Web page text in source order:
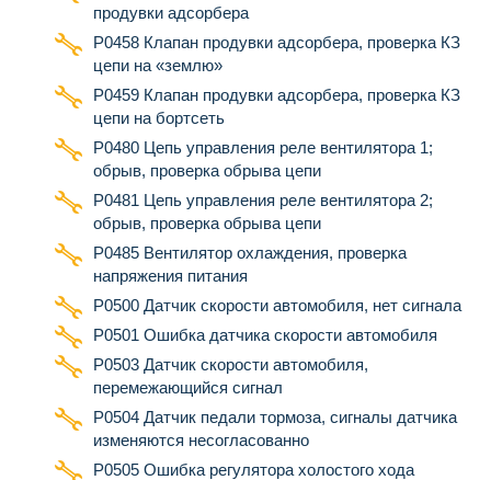
продувки адсорбера
Р0458 Клапан продувки адсорбера, проверка КЗ
цепи на «землю»
Р0459 Клапан продувки адсорбера, проверка КЗ
цепи на бортсеть
Р0480 Цепь управления реле вентилятора 1;
обрыв, проверка обрыва цепи
Р0481 Цепь управления реле вентилятора 2;
обрыв, проверка обрыва цепи
Р0485 Вентилятор охлаждения, проверка
напряжения питания
Р0500 Датчик скорости автомобиля, нет сигнала
Р0501 Ошибка датчика скорости автомобиля
Р0503 Датчик скорости автомобиля,
перемежающийся сигнал
Р0504 Датчик педали тормоза, сигналы датчика
изменяются несогласованно
Р0505 Ошибка регулятора холостого хода